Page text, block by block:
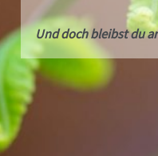
Und doch bleibst du